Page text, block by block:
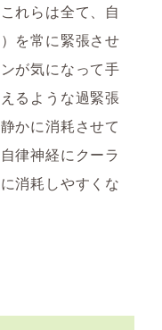
れらは全て、自
を常に緊張させ
が気になって手
るような過緊張
かに消耗させて
律神経にクーラ
消耗しやすくな